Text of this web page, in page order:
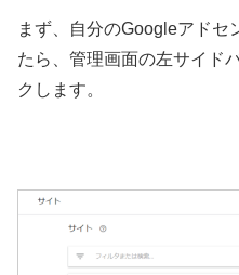
まず、自分のGoogleアドセ
たら、管理画面の左サイド
クします。